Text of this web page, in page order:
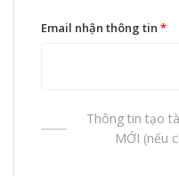
Email nhận thông tin *
Thông tin tạo
MỚI (nếu